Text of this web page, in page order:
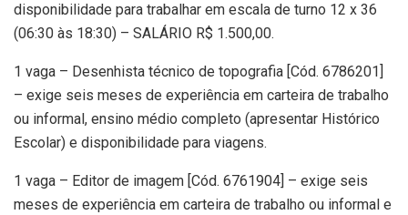
disponibilidade para trabalhar em escala de turno 12 x 36
(06:30 às 18:30) – SALÁRIO R$ 1.500,00.
1 vaga – Desenhista técnico de topografia [Cód. 6786201]
– exige seis meses de experiência em carteira de trabalho
ou informal, ensino médio completo (apresentar Histórico
Escolar) e disponibilidade para viagens.
1 vaga – Editor de imagem [Cód. 6761904] – exige seis
meses de experiência em carteira de trabalho ou informal e